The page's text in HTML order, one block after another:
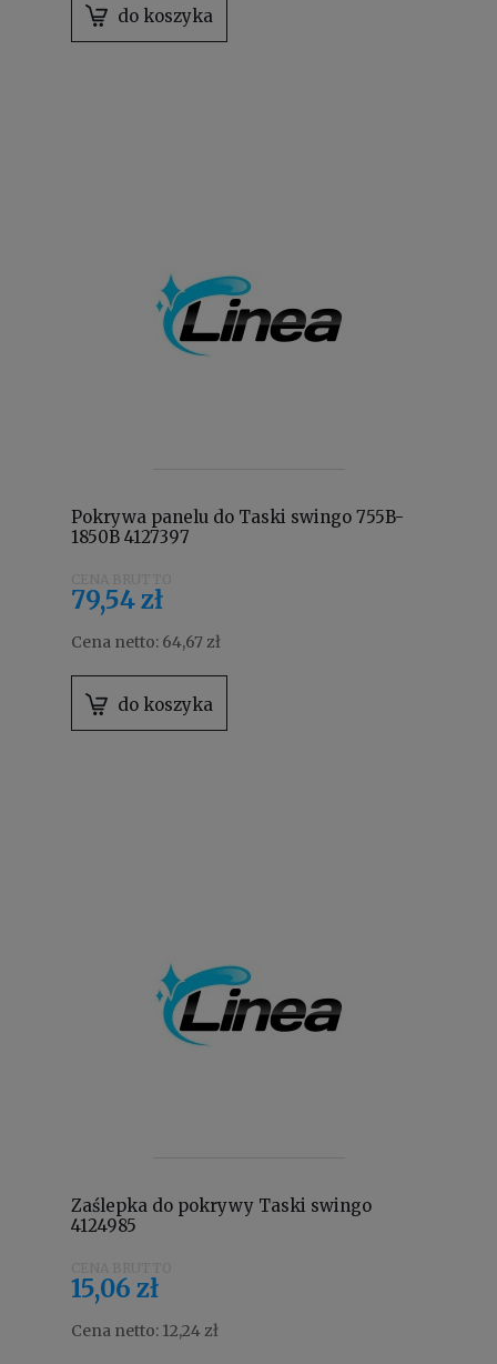
do koszyka
Pokrywa panelu do Taski swingo 755B-
1850B 4127397
79,54 zł
Cena netto: 64,67 zł
do koszyka
Zaślepka do pokrywy Taski swingo
4124985
15,06 zł
Cena netto: 12,24 zł